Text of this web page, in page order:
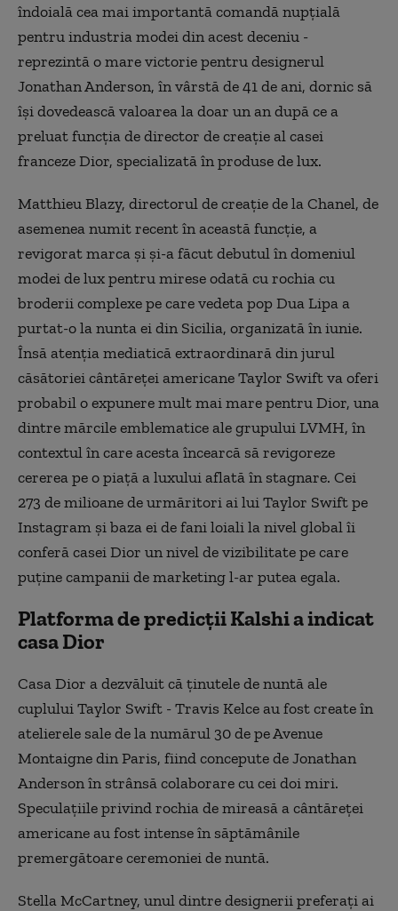
îndoială cea mai importantă comandă nupţială
pentru industria modei din acest deceniu -
reprezintă o mare victorie pentru designerul
Jonathan Anderson, în vârstă de 41 de ani, dornic să
îşi dovedească valoarea la doar un an după ce a
preluat funcţia de director de creaţie al casei
franceze Dior, specializată în produse de lux.
Matthieu Blazy, directorul de creaţie de la Chanel, de
asemenea numit recent în această funcţie, a
revigorat marca şi şi-a făcut debutul în domeniul
modei de lux pentru mirese odată cu rochia cu
broderii complexe pe care vedeta pop Dua Lipa a
purtat-o la nunta ei din Sicilia, organizată în iunie.
Însă atenţia mediatică extraordinară din jurul
căsătoriei cântăreţei americane Taylor Swift va oferi
probabil o expunere mult mai mare pentru Dior, una
dintre mărcile emblematice ale grupului LVMH, în
contextul în care acesta încearcă să revigoreze
cererea pe o piaţă a luxului aflată în stagnare. Cei
273 de milioane de urmăritori ai lui Taylor Swift pe
Instagram şi baza ei de fani loiali la nivel global îi
conferă casei Dior un nivel de vizibilitate pe care
puţine campanii de marketing l-ar putea egala.
Platforma de predicţii Kalshi a indicat
casa Dior
Casa Dior a dezvăluit că ţinutele de nuntă ale
cuplului Taylor Swift - Travis Kelce au fost create în
atelierele sale de la numărul 30 de pe Avenue
Montaigne din Paris, fiind concepute de Jonathan
Anderson în strânsă colaborare cu cei doi miri.
Speculaţiile privind rochia de mireasă a cântăreţei
americane au fost intense în săptămânile
premergătoare ceremoniei de nuntă.
Stella McCartney, unul dintre designerii preferaţi ai